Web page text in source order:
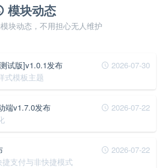
模块动态
块动态，不用担心无人维护
2026-07-30
试版]v1.0.1发布
式模板主题
2026-07-22
端v1.7.0发布
2026-07-22
支付与非快捷模式